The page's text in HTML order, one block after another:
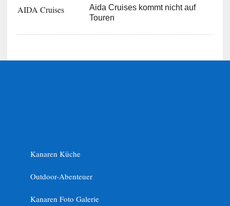
Aida Cruises kommt nicht auf
Touren
Kanaren Küche
Outdoor-Abenteuer
Kanaren Foto Galerie